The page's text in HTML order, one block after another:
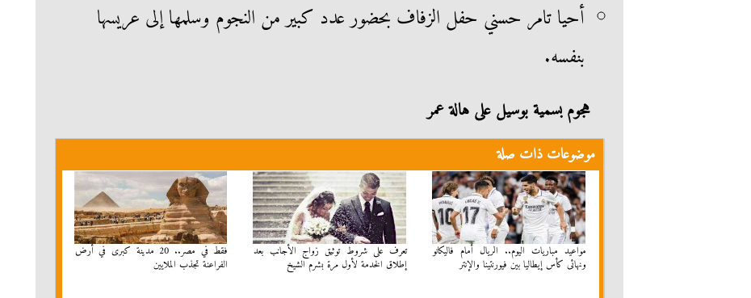
أحيا تامر حسني حفل الزفاف بحضور عدد كبير من النجوم وسلمها إلى عريسها
بنفسه.
هجوم بسمية بوسيل على هالة عمر
موضوعات ذات صلة
مواعيد مباريات اليوم.. الريال أمام فاليكانو
ونهائى كأس إيطاليا بين فيورنتينا والإنتر
تعرف على شروط توثيق زواج الأجانب بعد
إطلاق الخدمة لأول مرة بشرم الشيخ
فقط في مصر.. 20 مدينة كبرى في أرض
الفراعنة تجذب الملايين